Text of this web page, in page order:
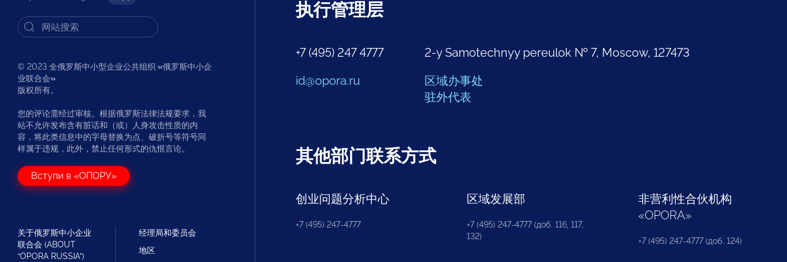
© 2023 全俄罗斯中小型企业公共组织 «俄罗斯中小企
业联合会»
版权所有。
您的评论需经过审核。根据俄罗斯法律法规要求，我
站不允许发布含有脏话和（或）人身攻击性质的内
容，将此类信息中的字母替换为点、破折号等符号同
样属于违规，此外，禁止任何形式的仇恨言论。
Вступи в «ОПОРУ»
关于俄罗斯中小企业
联合会 (ABOUT
“OPORA RUSSIA”)
经理局和委员会
地区
执行管理层
+7 (495) 247 4777
id@opora.ru
2-y Samotechnyy pereulok № 7, Moscow, 127473
区域办事处
驻外代表
其他部门联系方式
创业问题分析中心
+7 (495) 247-4777
区域发展部
+7 (495) 247-4777 (доб. 116, 117,
132)
非营利性合伙机构
«OPORA»
+7 (495) 247-4777 (доб. 124)